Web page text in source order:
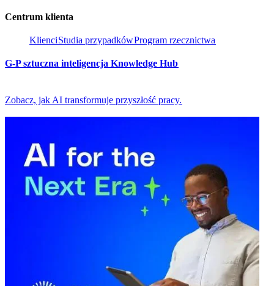
Centrum klienta​​
Klienci​​Studia przypadków​​Program rzecznictwa​​
G-P sztuczna inteligencja Knowledge Hub​​
Zobacz, jak AI transformuje przyszłość pracy.​​